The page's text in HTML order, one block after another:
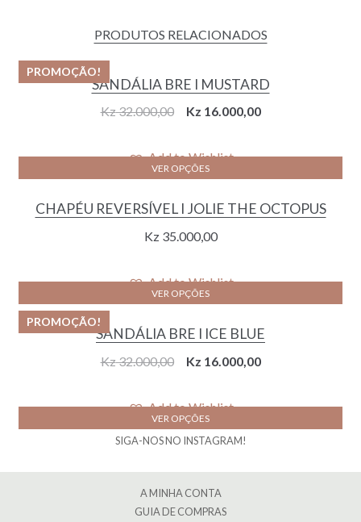
PRODUTOS RELACIONADOS
SANDÁLIA BRE I MUSTARD
PROMOÇÃO!
Kz32.000,00
Original
was:
Kz 32.000,00.
Kz 16.000,00Current
Add to Wishlist
VER OPÇÕES
CHAPÉU REVERSÍVEL I JOLIE THE OCTOPUS
Kz35.000,00
Add to Wishlist
VER OPÇÕES
SANDÁLIA BRE I ICE BLUE
PROMOÇÃO!
Kz32.000,00
Original
was:
Kz 32.000,00.
Kz 16.000,00Current
Add to Wishlist
VER OPÇÕES
SIGA-NOS NO INSTAGRAM!
A MINHA CONTA
GUIA DE COMPRAS